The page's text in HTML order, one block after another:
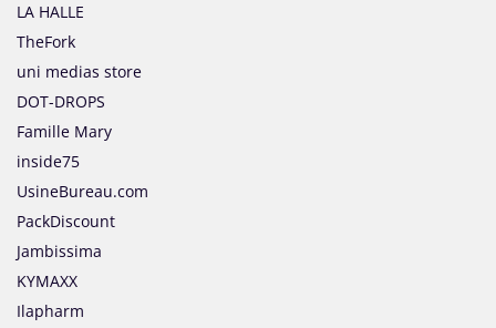
LA HALLE
TheFork
uni medias store
DOT-DROPS
Famille Mary
inside75
UsineBureau.com
PackDiscount
Jambissima
KYMAXX
Ilapharm